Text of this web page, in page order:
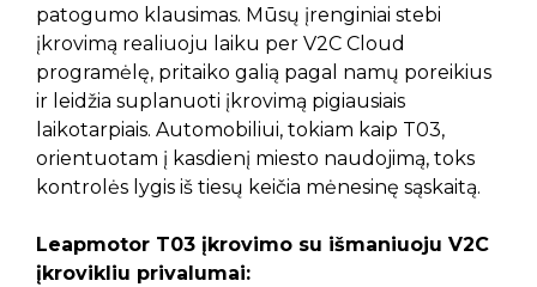
patogumo klausimas. Mūsų įrenginiai stebi
įkrovimą realiuoju laiku per V2C Cloud
programėlę, pritaiko galią pagal namų poreikius
ir leidžia suplanuoti įkrovimą pigiausiais
laikotarpiais. Automobiliui, tokiam kaip T03,
orientuotam į kasdienį miesto naudojimą, toks
kontrolės lygis iš tiesų keičia mėnesinę sąskaitą.
Leapmotor T03 įkrovimo su išmaniuoju V2C
įkrovikliu privalumai: